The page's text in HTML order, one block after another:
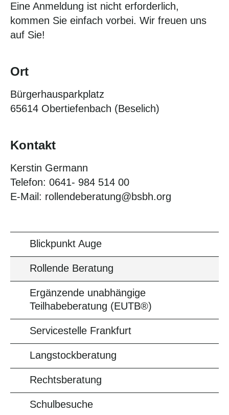
Eine Anmeldung ist nicht erforderlich,
kommen Sie einfach vorbei. Wir freuen uns
auf Sie!
Ort
Bürgerhausparkplatz
65614 Obertiefenbach (Beselich)
Kontakt
Kerstin Germann
Telefon: 0641- 984 514 00
E-Mail: rollendeberatung@bsbh.org
Blickpunkt Auge
Rollende Beratung
Ergänzende unabhängige
Teilhabeberatung (EUTB®)
Servicestelle Frankfurt
Langstockberatung
Rechtsberatung
Schulbesuche